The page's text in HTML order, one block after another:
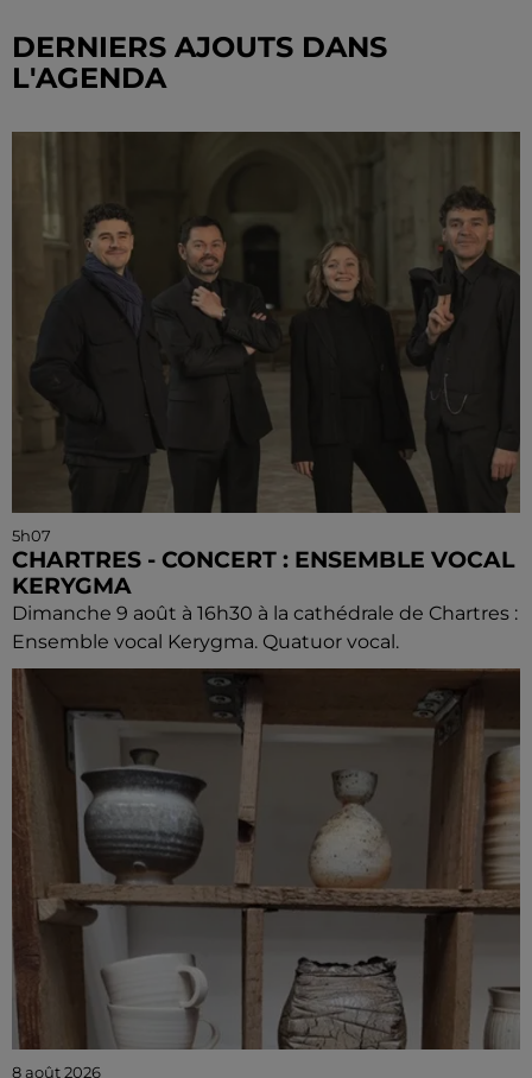
DERNIERS AJOUTS DANS
L'AGENDA
5h07
CHARTRES - CONCERT : ENSEMBLE VOCAL
KERYGMA
Dimanche 9 août à 16h30 à la cathédrale de Chartres :
Ensemble vocal Kerygma. Quatuor vocal.
8 août 2026